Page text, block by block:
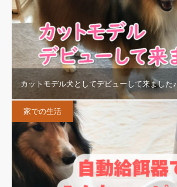
カットモデル犬としてデビューして来ました♪
家での生活